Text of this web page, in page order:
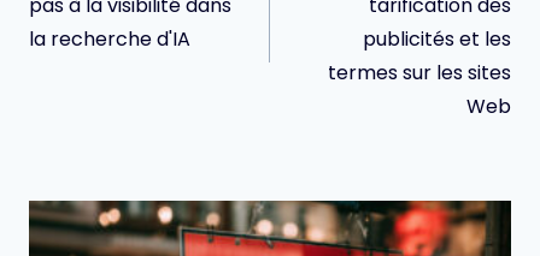
la recherche d'IA
publicités et les
termes sur les sites
Web